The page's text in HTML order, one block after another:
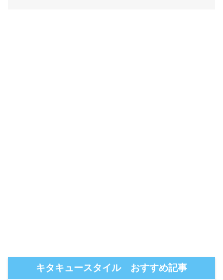
キタキュースタイル おすすめ記事